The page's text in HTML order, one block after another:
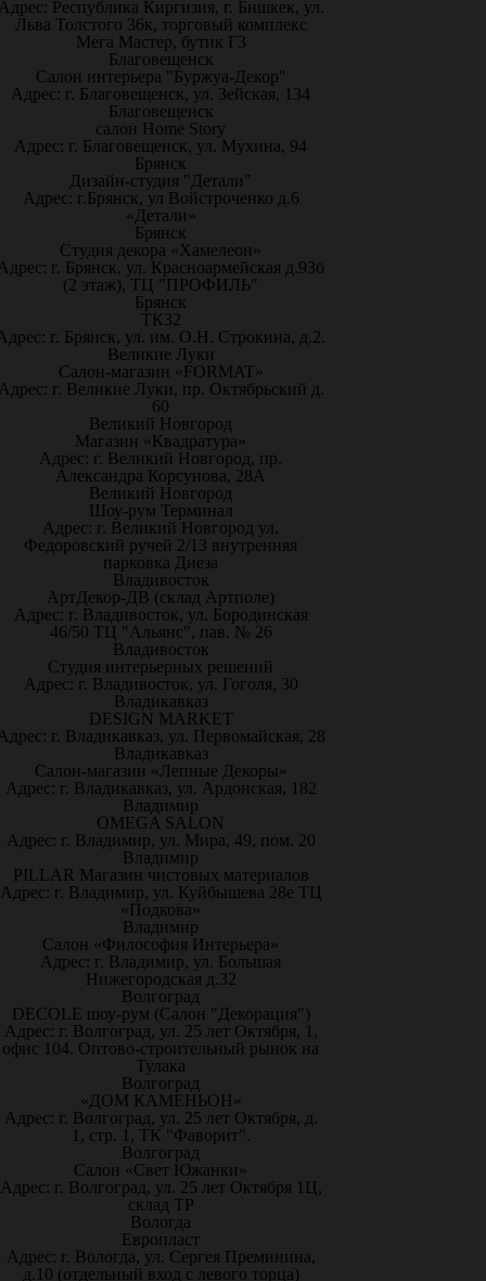
Республика Киргизия, г. Бишкек, ул.
Льва Толстого 36к, торговый комплекс
Мега Мастер, бутик Г3
Благовещенск
Салон интерьера "Буржуа-Декор"
Адрес: г. Благовещенск, ул. Зейская, 134
Благовещенск
салон Home Story
Адрес: г. Благовещенск, ул. Мухина, 94
Брянск
Дизайн-студия "Детали"
Адрес: г.Брянск, ул Войстроченко д.6
«Детали»
Брянск
Студия декора «Хамелеон»
г. Брянск, ул. Красноармейская д.93б
(2 этаж), ТЦ "ПРОФИЛЬ"
Брянск
ТК32
г. Брянск, ул. им. О.Н. Строкина, д.2.
Великие Луки
Салон-магазин «FORMAT»
г. Великие Луки, пр. Октябрьский д.
60
Великий Новгород
Магазин «Квадратура»
Адрес: г. Великий Новгород, пр.
Александра Корсунова, 28А
Великий Новгород
Шоу-рум Терминал
Адрес: г. Великий Новгород ул.
Федоровский ручей 2/13 внутренняя
парковка Диеза
Владивосток
АртДекор-ДВ (склад Артполе)
Адрес: г. Владивосток, ул. Бородинская
46/50 ТЦ "Альянс", пав. № 26
Владивосток
Студия интерьерных решений
Адрес: г. Владивосток, ул. Гоголя, 30
Владикавказ
DESIGN MARKET
г. Владикавказ, ул. Первомайская, 28
Владикавказ
Салон-магазин «Лепные Декоры»
Адрес: г. Владикавказ, ул. Ардонская, 182
Владимир
OMEGA SALON
Адрес: г. Владимир, ул. Мира, 49, пом. 20
Владимир
PILLAR Магазин чистовых материалов
Адрес: г. Владимир, ул. Куйбышева 28е ТЦ
«Подкова»
Владимир
Салон «Философия Интерьера»
Адрес: г. Владимир, ул. Большая
Нижегородская д.32
Волгоград
DECOLE шоу-рум (Салон "Декорация")
Адрес: г. Волгоград, ул. 25 лет Октября, 1,
офис 104. Оптово-строительный рынок на
Тулака
Волгоград
«ДОМ КАМЕНЬОН»
Адрес: г. Волгоград, ул. 25 лет Октября, д.
1, стр. 1, ТК "Фаворит".
Волгоград
Салон «Свет Южанки»
Адрес: г. Волгоград, ул. 25 лет Октября 1Ц,
склад ТР
Вологда
Европласт
Адрес: г. Вологда, ул. Сергея Преминина,
д.10 (отдельный вход с левого торца)